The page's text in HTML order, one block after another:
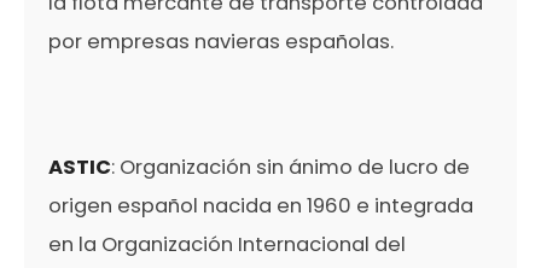
por empresas navieras españolas.
ASTIC: Organización sin ánimo de lucro de
origen español nacida en 1960 e integrada
en la Organización Internacional del